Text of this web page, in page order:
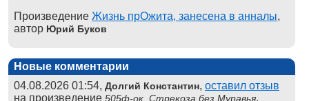
Произведение Жизнь прОжита, занесена в анналы,
автор Юрий Буков
Новые комментарии
04.08.2026 01:54, Долгий Константин, оставил отзыв
на произведение 505ф-ок. Стрекоза без Муравья,